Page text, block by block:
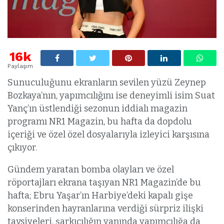
16k
Paylaşım
Sunuculuğunu ekranların sevilen yüzü Zeynep
Bozkaya’nın, yapımcılığını ise deneyimli isim Suat
Yanç’ın üstlendiği sezonun iddialı magazin
programı NR1 Magazin, bu hafta da dopdolu
içeriği ve özel özel dosyalarıyla izleyici karşısına
çıkıyor.
Gündem yaratan bomba olayları ve özel
röportajları ekrana taşıyan NR1 Magazin’de bu
hafta; Ebru Yaşar’ın Harbiye’deki kapalı gişe
konserinden hayranlarına verdiği sürpriz ilişki
tavsiyeleri, şarkıcılığın yanında yapımcılığa da